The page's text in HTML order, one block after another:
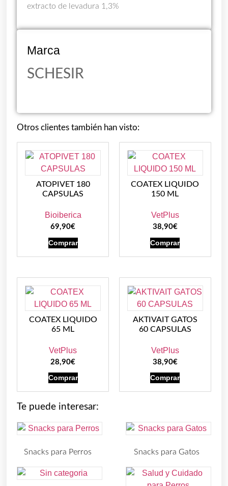
extracto de levadura 1,3%
Marca
SCHESIR
Otros clientes también han visto:
ATOPIVET 180
CAPSULAS
Bioiberica
69,90€
Comprar
COATEX LIQUIDO
150 ML
VetPlus
38,90€
Comprar
COATEX LIQUIDO
65 ML
VetPlus
28,90€
Comprar
AKTIVAIT GATOS
60 CAPSULAS
VetPlus
38,90€
Comprar
Te puede interesar:
Snacks para Perros Snacks para Gatos